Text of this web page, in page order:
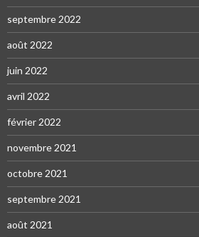
septembre 2022
août 2022
juin 2022
avril 2022
février 2022
novembre 2021
octobre 2021
septembre 2021
août 2021